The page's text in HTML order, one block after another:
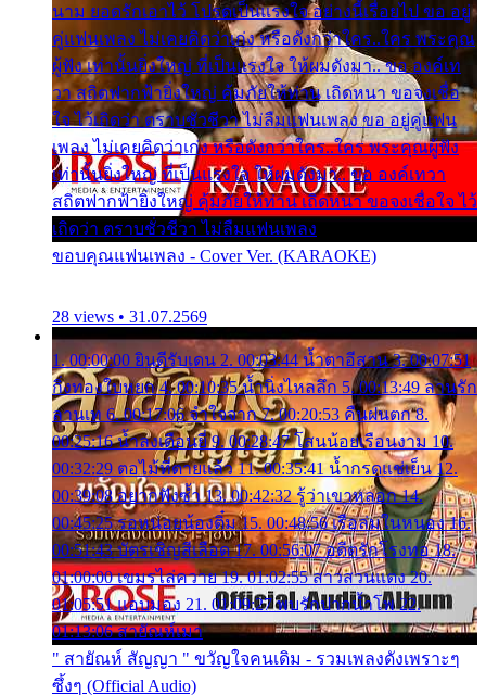
นาม ยอดรักเอาไว้ โปรดเป็นแรงใจ อย่างนี้เรื่อยไป ขอ อยู่
คู่แฟนเพลง ไม่เคยคิดว่าเก่ง หรือดังกว่าใคร..ใคร พระคุณ
ผู้ฟัง เท่านั้นยิ่งใหญ่ ที่เป็นแรงใจ ให้ผมดังมา.. ขอ องค์เท
วา สถิตฟากฟ้ายิ่งใหญ่ คุ้มภัยให้ท่าน เถิดหนา ขอจงเชื่อ
ใจ ไว้เถิดว่า ตราบชั่วชีวา ไม่ลืมแฟนเพลง ขอ อยู่คู่แฟน
เพลง ไม่เคยคิดว่าเก่ง หรือดังกว่าใคร..ใคร พระคุณผู้ฟัง
เท่านั้นยิ่งใหญ่ ที่เป็นแรงใจ ให้ผมดังมา.. ขอ องค์เทวา
สถิตฟากฟ้ายิ่งใหญ่ คุ้มภัยให้ท่าน เถิดหนา ขอจงเชื่อใจ ไว้
เถิดว่า ตราบชั่วชีวา ไม่ลืมแฟนเพลง
ขอบคุณแฟนเพลง - Cover Ver. (KARAOKE)
28 views • 31.07.2569
1. 00:00:00 ยินดีรับเดน 2. 00:03:44 น้ำตาอีสาน 3. 00:07:51
กิ่งทองใบหยก 4. 00:10:35 น้ำนิ่งไหลลึก 5. 00:13:49 ลานรัก
ลานเท 6. 00:17:06 จำใจจาก 7. 00:20:53 คืนฝนตก 8.
00:25:16 น้ำลงเดือนยี่ 9. 00:28:47 โสนน้อยเรือนงาม 10.
00:32:29 ตอไม้ที่ตายแล้ว 11. 00:35:41 น้ำกรดแช่เย็น 12.
00:39:08 อยากฟังซ้ำ 13. 00:42:32 รู้ว่าเขาหลอก 14.
00:45:25 รอหน่อยน้องติ๋ม 15. 00:48:56 เรือล่มในหนอง 16.
00:51:43 บัตรเชิญสีเลือด 17. 00:56:07 อดีตรักโรงทอ 18.
01:00:00 เขมรไล่ควาย 19. 01:02:55 สาวสวนแตง 20.
01:05:51 แอบมอง 21. 01:09:27 พบรักปากน้ำโพ 22.
01:13:06 สายัณห์เมา
" สายัณห์ สัญญา " ขวัญใจคนเดิม - รวมเพลงดังเพราะๆ
ซึ้งๆ (Official Audio)